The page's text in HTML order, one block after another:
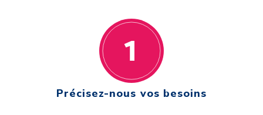
Précisez-nous vos besoins